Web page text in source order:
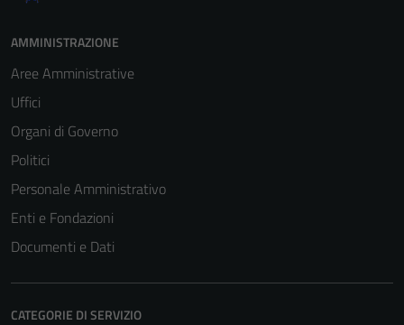
AMMINISTRAZIONE
Aree Amministrative
Uffici
Organi di Governo
Politici
Personale Amministrativo
Enti e Fondazioni
Documenti e Dati
CATEGORIE DI SERVIZIO